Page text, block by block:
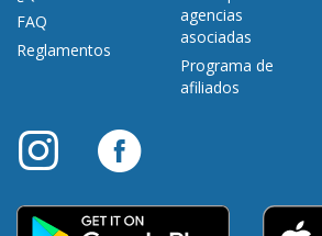
FAQ
Reglamentos
agencias
asociadas
Programa de
afiliados